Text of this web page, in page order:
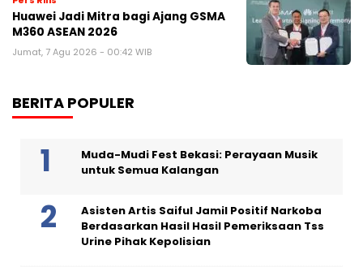
Huawei Jadi Mitra bagi Ajang GSMA
M360 ASEAN 2026
Jumat, 7 Agu 2026 - 00:42 WIB
BERITA POPULER
Muda-Mudi Fest Bekasi: Perayaan Musik
untuk Semua Kalangan
Asisten Artis Saiful Jamil Positif Narkoba
Berdasarkan Hasil Hasil Pemeriksaan Tss
Urine Pihak Kepolisian